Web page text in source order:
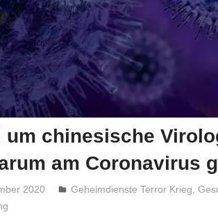
um chinesische
am Coronavirus
2020 Niki Vogt
Geheimdienste Terror Krieg